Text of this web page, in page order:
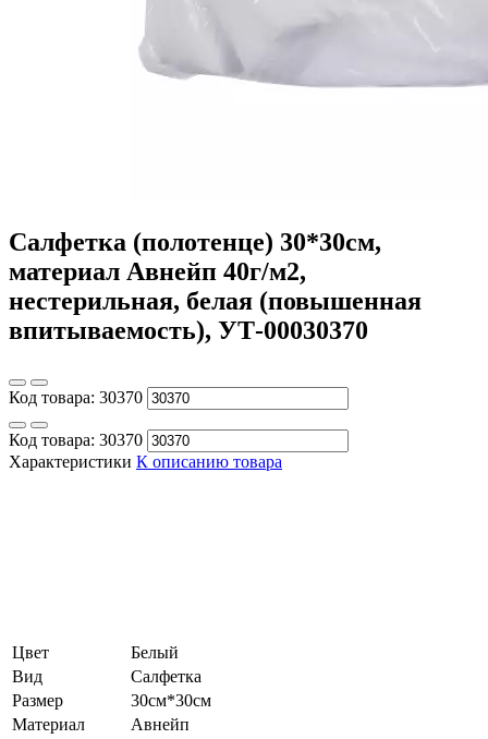
Салфетка (полотенце) 30*30см,
материал Авнейп 40г/м2,
нестерильная, белая (повышенная
впитываемость), УТ-00030370
Код товара: 30370
Код товара: 30370
Характеристики К описанию товара
Цвет
Белый
Вид
Салфетка
Размер
30см*30см
Материал
Авнейп